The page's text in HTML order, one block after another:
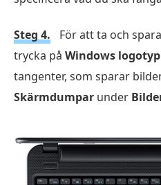
Steg 4.
För att ta och
trycka på Windows logotyp
tangenter, som sparar
Skärmdumpar under